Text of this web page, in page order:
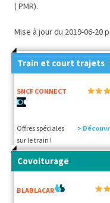
( PMR).
Mise à jour du 2019-06-20
Train et court trajets
SNCF CONNECT
Offres spéciales
sur le train !
>
Covoiturage
BLABLACAR